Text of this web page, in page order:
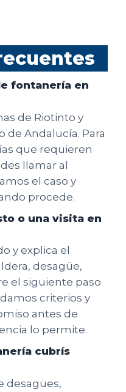
fontanería en
de Riotinto y
de Andalucía. Para
que requieren
llamar al
el caso y
procede.
o una visita en
y explica el
desagüe,
el siguiente paso
criterios y
antes de
lo permite.
cubrís
desagües,